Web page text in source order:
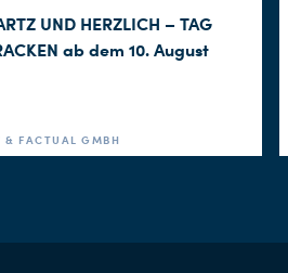
UND HERZLICH – TAG
ab dem 10. August
FACTUAL GMBH